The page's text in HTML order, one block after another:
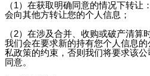
（1）在获取明确同意的情况下转让
会向其他方转让您的个人信息；
（2）在涉及合并、收购或破产清算
我们会在要求新的持有您个人信息
私政策的约束，否则我们将要求该
同意。